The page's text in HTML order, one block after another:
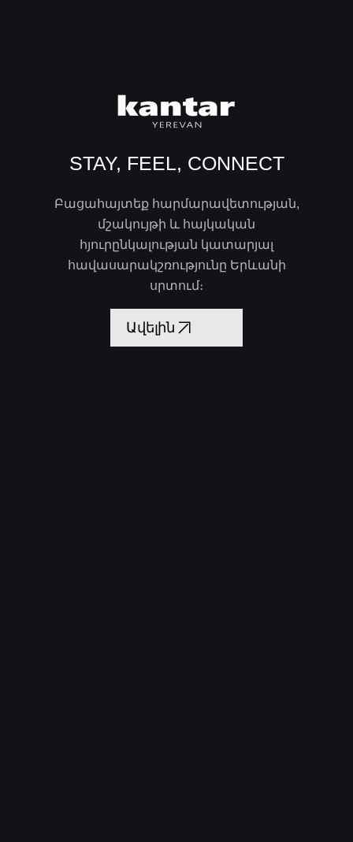
STAY, FEEL, CONNECT
Բացահայտեք հարմարավետության,
մշակույթի և հայկական
հյուրընկալության կատարյալ
հավասարակշռությունը Երևանի
սրտում։
Ավելին